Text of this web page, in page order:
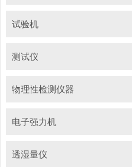
试验机
测试仪
物理性检测仪器
电子强力机
透湿量仪